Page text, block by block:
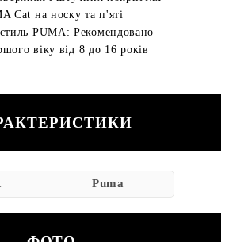
Cat на носку та п'яті
PUMA: Рекомендовано
віку від 8 до 16 років
Puma